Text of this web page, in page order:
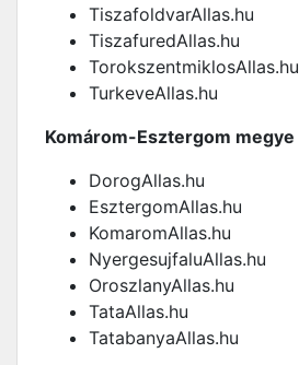
TiszafoldvarAllas.hu
TiszafuredAllas.hu
TorokszentmiklosAllas.hu
TurkeveAllas.hu
Komárom-Esztergom megye
DorogAllas.hu
EsztergomAllas.hu
KomaromAllas.hu
NyergesujfaluAllas.hu
OroszlanyAllas.hu
TataAllas.hu
TatabanyaAllas.hu